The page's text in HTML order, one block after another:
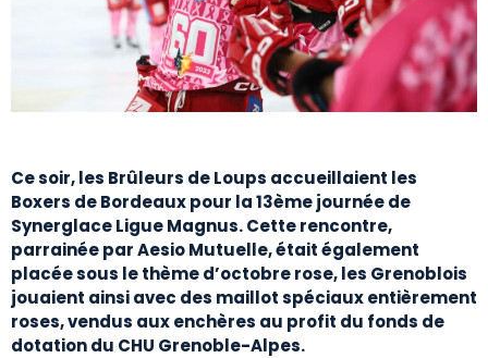
Ce soir, les Brûleurs de Loups accueillaient les
Boxers de Bordeaux pour la 13ème journée de
Synerglace Ligue Magnus. Cette rencontre,
parrainée par Aesio Mutuelle, était également
placée sous le thème d’octobre rose, les Grenoblois
jouaient ainsi avec des maillot spéciaux entièrement
roses, vendus aux enchères au profit du fonds de
dotation du CHU Grenoble-Alpes.